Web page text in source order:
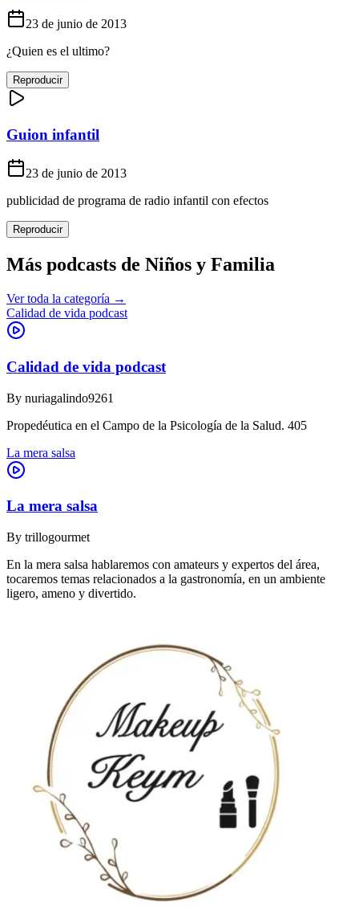
23 de junio de 2013
¿Quien es el ultimo?
Reproducir
Guion infantil
23 de junio de 2013
publicidad de programa de radio infantil con efectos
Reproducir
Más podcasts de Niños y Familia
Ver toda la categoría →
Calidad de vida podcast
Calidad de vida podcast
By nuriagalindo9261
Propedéutica en el Campo de la Psicología de la Salud. 405
La mera salsa
La mera salsa
By trillogourmet
En la mera salsa hablaremos con amateurs y expertos del área,
tocaremos temas relacionados a la gastronomía, en un ambiente
ligero, ameno y divertido.